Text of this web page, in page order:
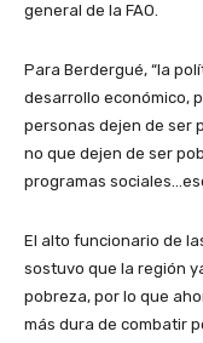
general de la FAO.
Para Berdergué, “la
desarrollo económico,
personas dejen de ser
no que dejen de ser
programas
El alto funcionario de
sostuvo que la región
pobreza, por lo que
más dura de combatir